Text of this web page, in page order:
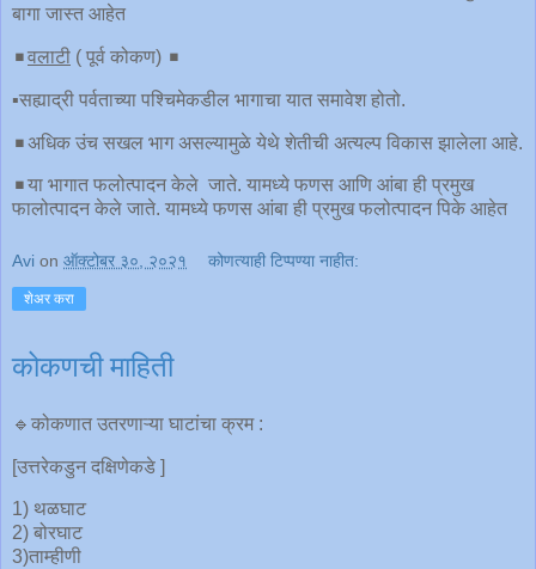
बागा जास्त आहेत
◾️वलाटी ( पूर्व कोकण) ◾️
▪️सह्याद्री पर्वताच्या पश्चिमेकडील भागाचा यात समावेश होतो.
◾️अधिक उंच सखल भाग असल्यामुळे येथे शेतीची अत्यल्प विकास झालेला आहे.
◾️या भागात फलोत्पादन केले जाते. यामध्ये फणस आणि आंबा ही प्रमुख
फालोत्पादन केले जाते. यामध्ये फणस आंबा ही प्रमुख फलोत्पादन पिके आहेत
Avi on ऑक्टोबर ३०, २०२१ कोणत्याही टिप्पण्‍या नाहीत:
शेअर करा
कोकणची माहिती
🔹कोकणात उतरणाऱ्या घाटांचा क्रम :
[उत्तरेकडुन दक्षिणेकडे ]
1) थळघाट
2) बोरघाट
3)ताम्हीणी